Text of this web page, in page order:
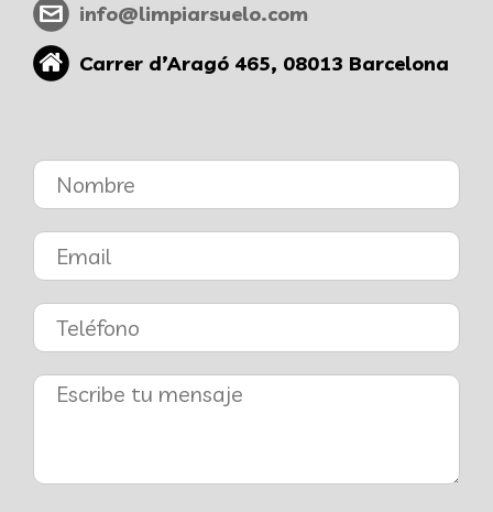
info@limpiarsuelo.com
Carrer d’Aragó 465, 08013 Barcelona